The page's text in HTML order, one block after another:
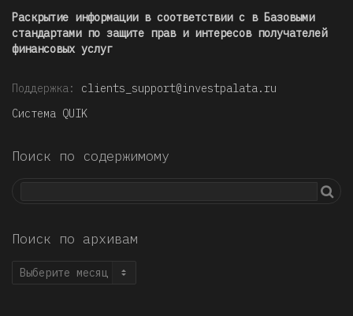
Раскрытие информации в соответствии с в Базовыми
стандартами по защите прав и интересов получателей
финансовых услуг
Поддержка: clients_support@investpalata.ru
Система QUIK
Поиск по содержимому
Поиск по архивам
Поиск